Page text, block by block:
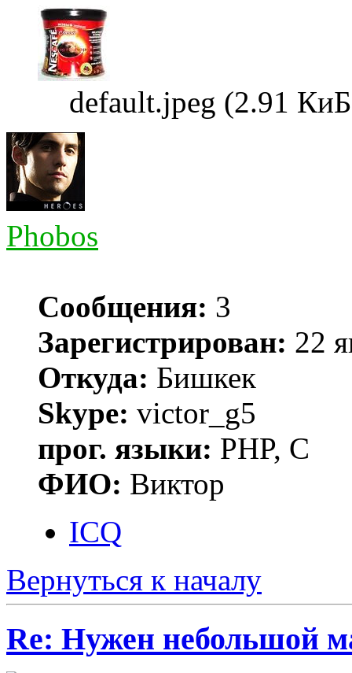
default.jpeg (2.91
Phobos
Сообщения: 3
Зарегистрирован: 22
Откуда: Бишкек
Skype: victor_g5
прог. языки: PHP, C
ФИО: Виктор
ICQ
Вернуться к началу
Re: Нужен небольшой